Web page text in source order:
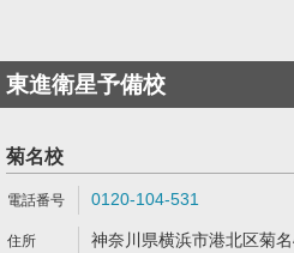
東進衛星予備校
菊名校
0120-104-531
神奈川県横浜市港北区菊